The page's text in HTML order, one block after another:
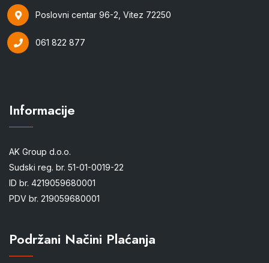
Poslovni centar 96-2, Vitez 72250
061 822 877
Informacije
AK Group d.o.o.
Sudski reg. br. 51-01-0019-22
ID br. 4219059680001
PDV br. 219059680001
Podržani Načini Plaćanja